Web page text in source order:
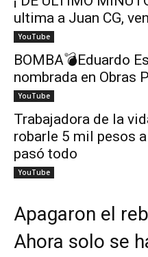
ultima a Juan CG,
YouTube
BOMBA💣Eduardo
nombrada en Obras
YouTube
Trabajadora de la
robarle 5 mil pesos
pasó todo
YouTube
Apagaron el
Ahora solo se